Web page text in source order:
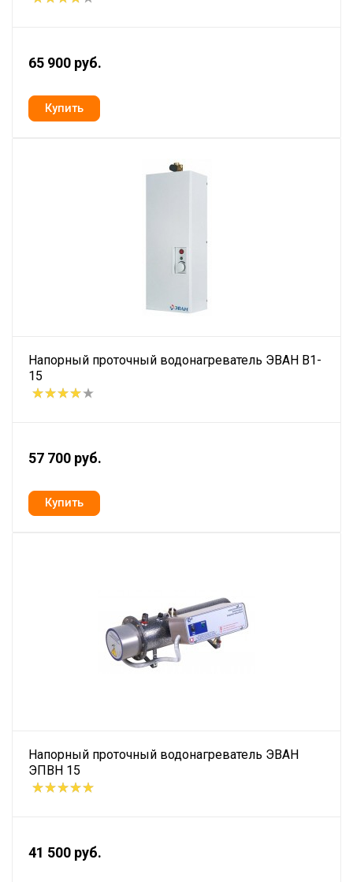
65 900 руб.
Напорный проточный водонагреватель ЭВАН В1-
15
57 700 руб.
Напорный проточный водонагреватель ЭВАН
ЭПВН 15
41 500 руб.